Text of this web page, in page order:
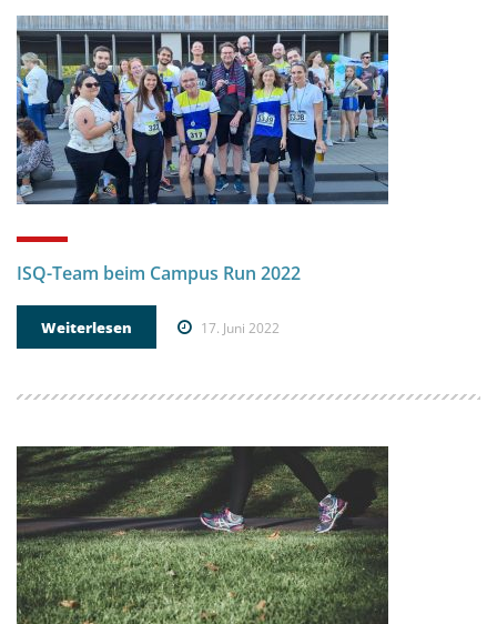
ISQ-Team beim Campus Run 2022
Weiterlesen 17. Juni 2022